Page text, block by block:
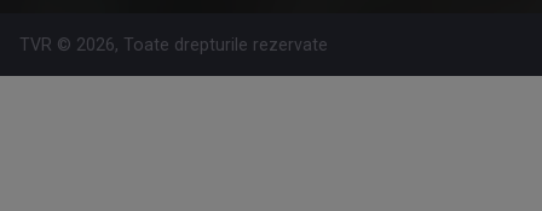
TVR © 2026, Toate drepturile rezervate